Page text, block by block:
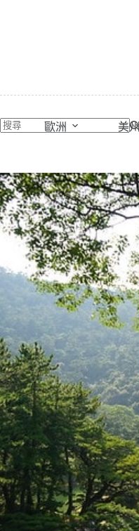
容
歐洲 美州